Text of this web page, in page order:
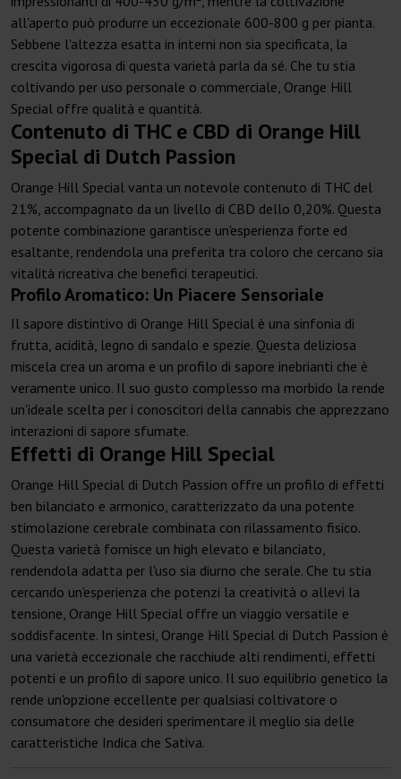
all'aperto può produrre un eccezionale 600-800 g per pianta.
Sebbene l'altezza esatta in interni non sia specificata, la
crescita vigorosa di questa varietà parla da sé. Che tu stia
coltivando per uso personale o commerciale, Orange Hill
Special offre qualità e quantità.
Contenuto di THC e CBD di Orange Hill
Special di Dutch Passion
Orange Hill Special vanta un notevole contenuto di THC del
21%, accompagnato da un livello di CBD dello 0,20%. Questa
potente combinazione garantisce un'esperienza forte ed
esaltante, rendendola una preferita tra coloro che cercano sia
vitalità ricreativa che benefici terapeutici.
Profilo Aromatico: Un Piacere Sensoriale
Il sapore distintivo di Orange Hill Special è una sinfonia di
frutta, acidità, legno di sandalo e spezie. Questa deliziosa
miscela crea un aroma e un profilo di sapore inebrianti che è
veramente unico. Il suo gusto complesso ma morbido la rende
un'ideale scelta per i conoscitori della cannabis che apprezzano
interazioni di sapore sfumate.
Effetti di Orange Hill Special
Orange Hill Special di Dutch Passion offre un profilo di effetti
ben bilanciato e armonico, caratterizzato da una potente
stimolazione cerebrale combinata con rilassamento fisico.
Questa varietà fornisce un high elevato e bilanciato,
rendendola adatta per l'uso sia diurno che serale. Che tu stia
cercando un'esperienza che potenzi la creatività o allevi la
tensione, Orange Hill Special offre un viaggio versatile e
soddisfacente. In sintesi, Orange Hill Special di Dutch Passion è
una varietà eccezionale che racchiude alti rendimenti, effetti
potenti e un profilo di sapore unico. Il suo equilibrio genetico la
rende un'opzione eccellente per qualsiasi coltivatore o
consumatore che desideri sperimentare il meglio sia delle
caratteristiche Indica che Sativa.